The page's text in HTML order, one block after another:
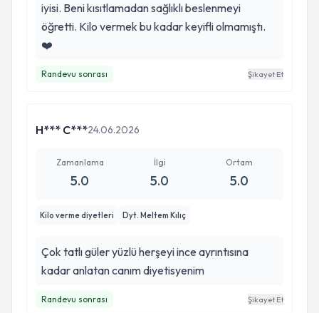
iyisi. Beni kısıtlamadan sağlıklı beslenmeyi
öğretti. Kilo vermek bu kadar keyifli olmamıştı.
❤️
Randevu sonrası Şikayet Et
H*** C***24.06.2026
Zamanlama
5.0
İlgi
5.0
Ortam
5.0
Kilo verme diyetleri Dyt. Meltem Kılıç
Çok tatlı güler yüzlü herşeyi ince ayrıntısına
kadar anlatan canım diyetisyenim
Randevu sonrası Şikayet Et